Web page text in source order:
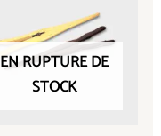
EN RUPTURE DE
STOCK